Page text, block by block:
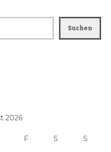
Suchen
2026
F S S